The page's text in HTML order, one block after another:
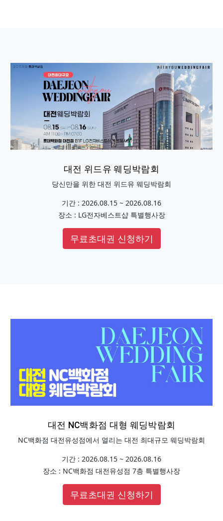
대전 위드유 웨딩박람회
당신만을 위한 대전 위드유 웨딩박람회
기간 : 2026.08.15 ~ 2026.08.16
장소 : LG전자베스트샵 특별행사장
무료초대권 신청하기
대전 NC백화점 대형 웨딩박람회
NC백화점 대전유성점에서 열리는 대전 최대규모 웨딩박람회
기간 : 2026.08.15 ~ 2026.08.16
장소 : NC백화점 대전유성점 7층 특별행사장
무료초대권 신청하기